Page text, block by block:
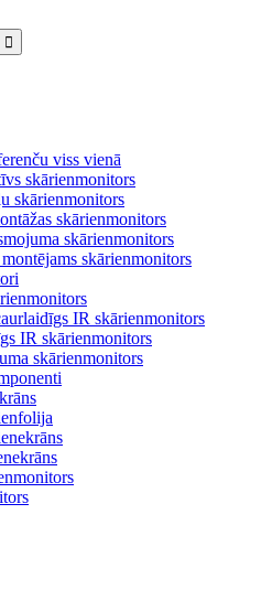
viss vienā
skārienmonitors
skārienmonitors
skārienmonitors
skārienmonitors
skārienmonitors
IR skārienmonitors
IR skārienmonitors
skārienmonitors